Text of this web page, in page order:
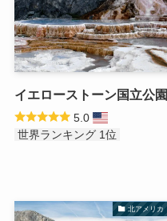
イエローストーン国立公園
5.0
世界ランキング 1位
北アメリカ